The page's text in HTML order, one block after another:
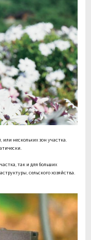
нескольких зон участка.
так и для больших
сельского хозяйства.